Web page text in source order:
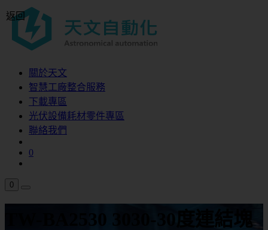
關於天文
智慧工廠整合服務
下載專區
光伏設備耗材零件專區
聯絡我們
0
0
TW-BA2530 3030-30度連結塊
返回